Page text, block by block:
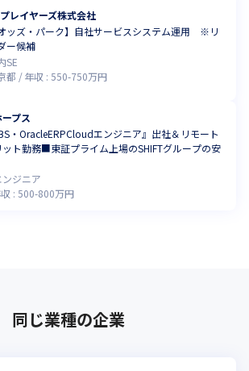
レイヤーズ株式会社
オッズ・パーク】自社サービスシステム運用 ※リ
ー候補
SE
都
年収 :550-750万円
プス
・OracleERPCloudエンジニア』出社＆リモート
ット勤務■東証プライム上場のSHIFTグループの安
ジニア
:500-800万円
同じ業種の企業